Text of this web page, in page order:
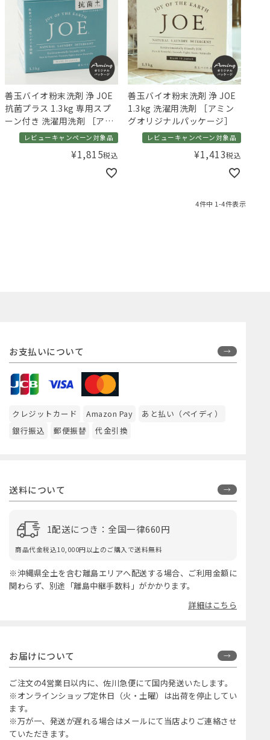
善玉バイオ粉末洗剤 浄 JOE
抗菌プラス 1.3kg 専用スプ
ーン付き 洗濯用洗剤 ［アミ
ングオリジナルパッケー
ジ］
レビューキャンペーン対象品
¥1,815税込
善玉バイオ粉末洗剤 浄 JOE
1.3kg 洗濯用洗剤 ［アミン
グオリジナルパッケージ］
レビューキャンペーン対象品
¥1,413税込
4件中 1-4件表示
お支払いについて
クレジットカード Amazon Pay
あと払い（ペイディ）
銀行振込
郵便振替 代金引換
送料について
1配送につき：全国一律660円
商品代金税込10,000円以上のご購入で送料無料
※沖縄県全土を含む離島エリアへ配送する場合、ご利用金額に
関わらず、別途「離島中継手数料」がかかります。
詳細はこちら
お届けについて
ご注文の4営業日以内に、佐川急便にて国内発送いたします。
※オンラインショップ定休日（火・土曜）は出荷を停止してい
ます。
※万が一、発送が遅れる場合はメールにて当店よりご連絡させ
ていただきます。